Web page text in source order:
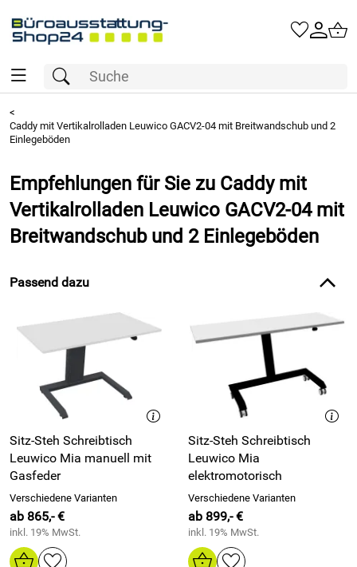
<
Caddy mit Vertikalrolladen Leuwico GACV2-04 mit Breitwandschub und 2
Einlegeböden
Empfehlungen für Sie zu Caddy mit
Vertikalrolladen Leuwico GACV2-04 mit
Breitwandschub und 2 Einlegeböden
Passend dazu
Sitz-Steh Schreibtisch
Leuwico Mia manuell mit
Gasfeder
Verschiedene Varianten
ab 865,- €
inkl. 19% MwSt.
Sitz-Steh Schreibtisch
Leuwico Mia
elektromotorisch
Verschiedene Varianten
ab 899,- €
inkl. 19% MwSt.